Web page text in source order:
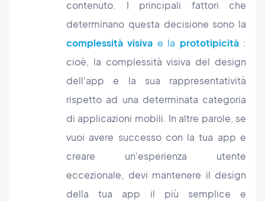
contenuto. I principali fattori che
determinano questa decisione sono la
complessità visiva e la prototipicità:
cioè, la complessità visiva del design
dell'app e la sua rappresentatività
rispetto ad una determinata categoria
di applicazioni mobili. In altre parole, se
vuoi avere successo con la tua app e
creare un'esperienza utente
eccezionale, devi mantenere il design
della tua app il più semplice e